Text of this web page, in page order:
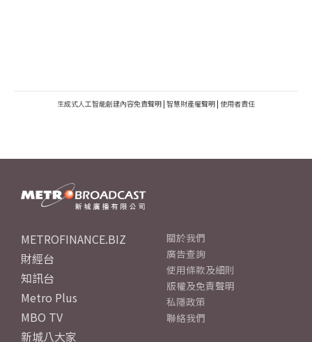
生成式人工智能創建內容免責聲明 | 智慧財產權聲明 | 使用者責任
METROFINANCE.BIZ
財經台
知訊台
Metro Plus
MBO TV
新城八大家
關於我們
廣告查詢
使用條款及細則
版權及免責聲明
私隱政策
聯絡我們